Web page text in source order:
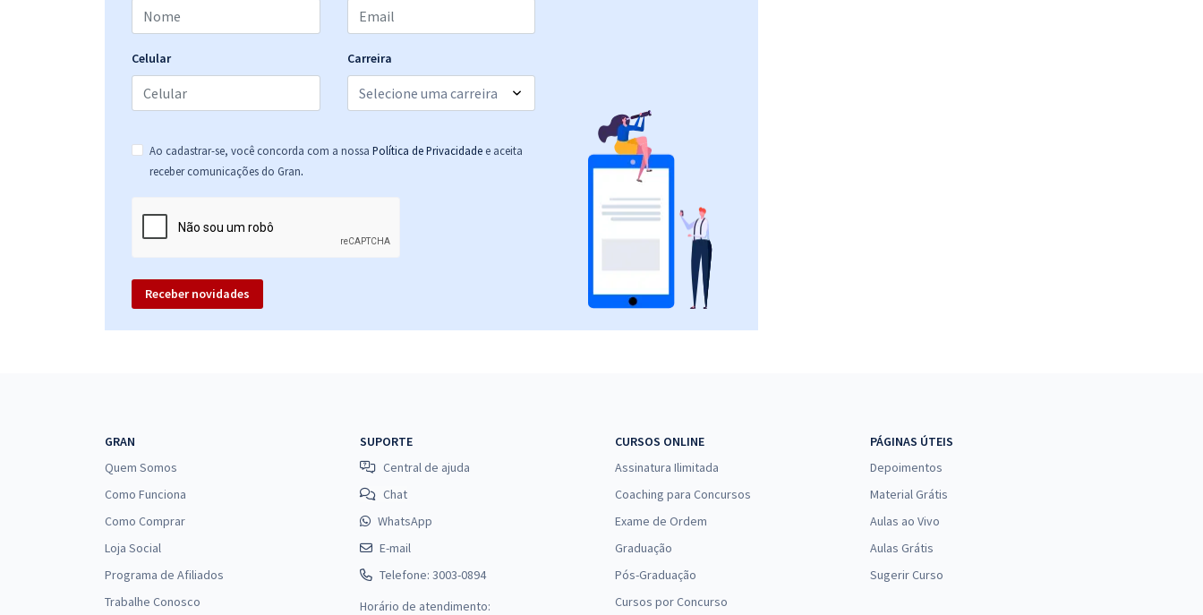
Celular Carreira
Ao cadastrar-se, você concorda com a nossa Política de Privacidade e aceita
receber comunicações do Gran.
Receber novidades
GRAN
Quem Somos
Como Funciona
Como Comprar
Loja Social
Programa de Afiliados
Trabalhe Conosco
SUPORTE
Central de ajuda
Chat
WhatsApp
E-mail
Telefone: 3003-0894
Horário de atendimento:
CURSOS ONLINE
Assinatura Ilimitada
Coaching para Concursos
Exame de Ordem
Graduação
Pós-Graduação
Cursos por Concurso
PÁGINAS ÚTEIS
Depoimentos
Material Grátis
Aulas ao Vivo
Aulas Grátis
Sugerir Curso